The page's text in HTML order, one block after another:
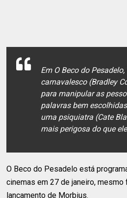
Em O Beco do
carnavalesco (Bradley
para manipular as
palavras bem
uma psiquiatra (Cate
mais perigosa do que
O Beco do Pesadelo está
cinemas em 27 de janeiro, mesmo
lançamento de Morbius.